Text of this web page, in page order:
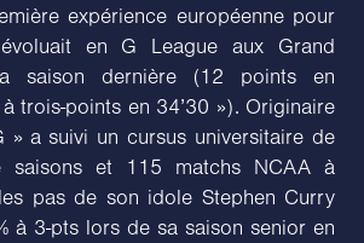
expérience européenne pour
en G League aux Grand
saison dernière (12 points en
trois-points en 34’30 »). Originaire
» a suivi un cursus universitaire de
saisons et 115 matchs NCAA à
pas de son idole Stephen Curry
à 3-pts lors de sa saison senior en